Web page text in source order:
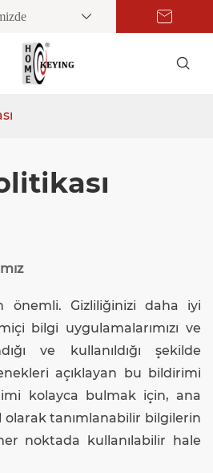
önemli. Gizliliğinizi daha iyi
bilgi uygulamalarımızı ve
ve kullanıldığı şekilde
açıklayan bu bildirimi
kolayca bulmak için, ana
olarak tanımlanabilir bilgilerin
noktada kullanılabilir hale